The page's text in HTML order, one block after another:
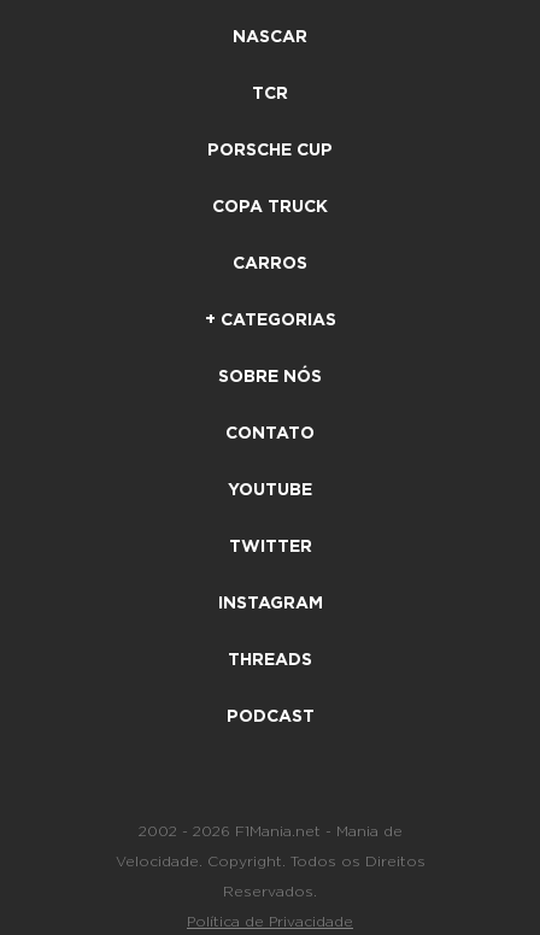
NASCAR
TCR
PORSCHE CUP
COPA TRUCK
CARROS
+ CATEGORIAS
SOBRE NÓS
CONTATO
YOUTUBE
TWITTER
INSTAGRAM
THREADS
PODCAST
2002 - 2026 F1Mania.net - Mania de
Velocidade. Copyright. Todos os Direitos
Reservados.
Política de Privacidade